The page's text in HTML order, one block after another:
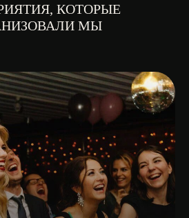
КОТОРЫЕ
МЫ